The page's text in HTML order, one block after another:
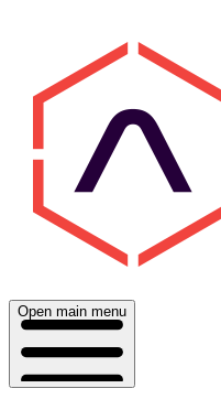
Open main menu